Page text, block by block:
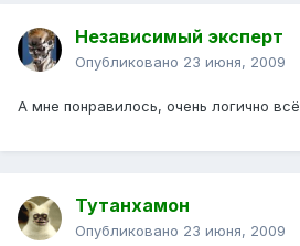
Независимый эксперт
Опубликовано 23 июня, 2009
А мне понравилось, очень логично всё
Тутанхамон
Опубликовано 23 июня, 2009